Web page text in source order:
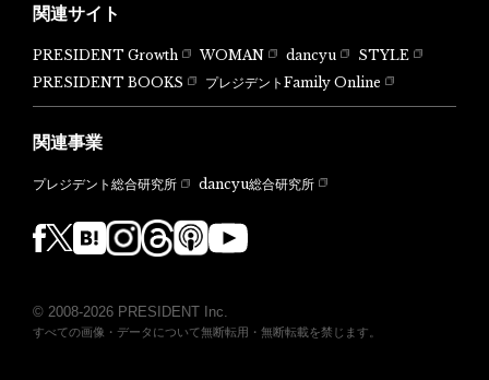
関連サイト
PRESIDENT Growth WOMAN dancyu
STYLE
PRESIDENT BOOKS
プレジデントFamily Online
関連事業
プレジデント総合研究所 dancyu総合研究所
© 2008-2026 PRESIDENT Inc.
すべての画像・データについて無断転用・無断転載を禁じます。